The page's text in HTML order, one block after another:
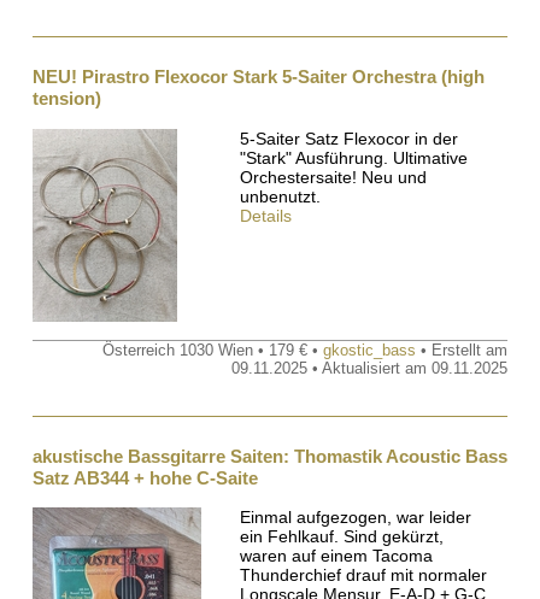
NEU! Pirastro Flexocor Stark 5-Saiter Orchestra (high
tension)
5-Saiter Satz Flexocor in der
"Stark" Ausführung. Ultimative
Orchestersaite! Neu und
unbenutzt.
Details
Österreich 1030 Wien • 179 € • gkostic_bass • Erstellt am
09.11.2025 • Aktualisiert am 09.11.2025
akustische Bassgitarre Saiten: Thomastik Acoustic Bass
Satz AB344 + hohe C-Saite
Einmal aufgezogen, war leider
ein Fehlkauf. Sind gekürzt,
waren auf einem Tacoma
Thunderchief drauf mit normaler
Longscale Mensur. E-A-D + G-C